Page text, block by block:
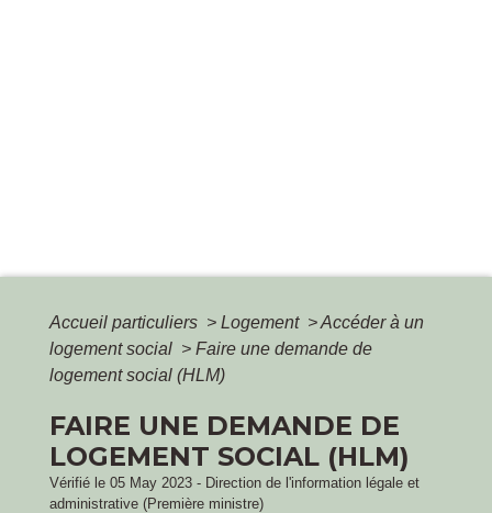
Accueil particuliers > Logement >Accéder à un
logement social > Faire une demande de
logement social (HLM)
FAIRE UNE DEMANDE DE
LOGEMENT SOCIAL (HLM)
Vérifié le 05 May 2023 - Direction de l'information légale et
administrative (Première ministre)